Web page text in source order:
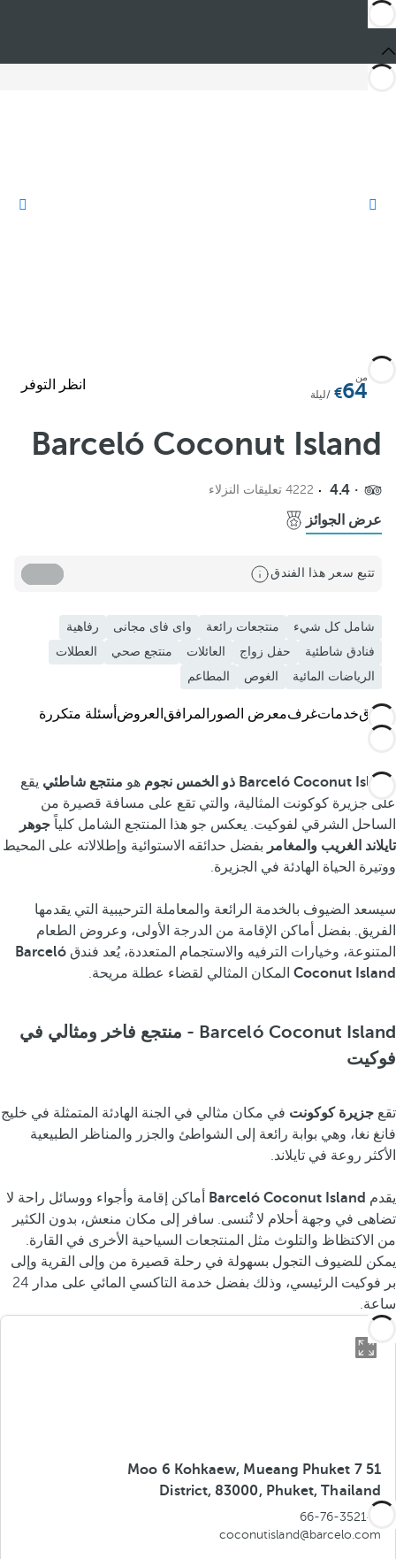
المشاركة
أضف إلى المفضلة
رؤية المزيد من الصور ومقاطع الفيديو
من
64 /ليلة
انظر التوفر
Barceló Coconut Island
4.4 4222 تعليقات النزلاء
عرض الجوائز
تتبع سعر هذا الفندق
شامل كل شيء منتجعات رائعة واى فاى مجانى
رفاهية
فنادق شاطئية
حفل زواج العائلات منتجع صحي
العطلات
الرياضات المائية
الغوص المطاعم
الفندقخدماتغرفمعرض الصور المرافق العروض أسئلة متكررة
Barceló Coconut Island ذو الخمس نجوم هو منتجع شاطئي يقع
على جزيرة كوكونت المثالية، والتي تقع على مسافة قصيرة من
الساحل الشرقي لفوكيت. يعكس جو هذا المنتجع الشامل كلياً جوهر
تايلاند الغريب والمغامر بفضل حدائقه الاستوائية وإطلالاته على المحيط
ووتيرة الحياة الهادئة في الجزيرة.
سيسعد الضيوف بالخدمة الرائعة والمعاملة الترحيبية التي يقدمها
الفريق. بفضل أماكن الإقامة من الدرجة الأولى، وعروض الطعام
المتنوعة، وخيارات الترفيه والاستجمام المتعددة، يُعد فندق Barceló
Coconut Island المكان المثالي لقضاء عطلة مريحة.
Barceló Coconut Island - منتجع فاخر ومثالي في
فوكيت
تقع جزيرة كوكونت في مكان مثالي في الجنة الهادئة المتمثلة في خليج
فانغ نغا، وهي بوابة رائعة إلى الشواطئ والجزر والمناظر الطبيعية
الأكثر روعة في تايلاند.
يقدم Barceló Coconut Island
أماكن إقامة وأجواء ووسائل راحة لا
تضاهى في وجهة أحلام لا تُنسى. سافر إلى مكان منعش، بدون الكثير
من الاكتظاظ والتلوث مثل المنتجعات السياحية الأخرى في القارة.
يمكن للضيوف التجول بسهولة في رحلة قصيرة من وإلى القرية وإلى
بر فوكيت الرئيسي، وذلك بفضل خدمة التاكسي المائي على مدار 24
ساعة.
51 7 Moo 6 Kohkaew, Mueang Phuket
District, 83000, Phuket, Thailand
66-76-352148
coconutisland@barcelo.com